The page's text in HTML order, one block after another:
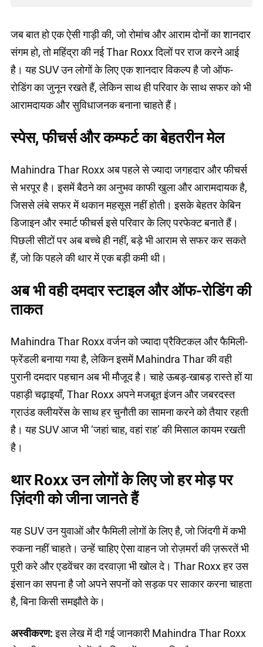
जब बात हो एक ऐसी गाड़ी की, जो रोमांच और आराम दोनों का शानदार
संगम हो, तो महिंद्रा की नई Thar Roxx दिलों पर राज करने आई
है। यह SUV उन लोगों के लिए एक शानदार विकल्प है जो ऑफ-
रोडिंग का जुनून रखते हैं, लेकिन साथ ही परिवार के साथ सफर को भी
आरामदायक और सुविधाजनक बनाना चाहते हैं।
स्पेस, फीचर्स और कम्फर्ट का बेहतरीन मेल
Mahindra Thar Roxx अब पहले से ज्यादा जगहदार और फीचर्स
से भरपूर है। इसमें बैठने का अनुभव काफी खुला और आरामदायक है,
जिससे लंबे सफर में थकान महसूस नहीं होती। इसके बेहतर केबिन
डिजाइन और स्मार्ट फीचर्स इसे परिवार के लिए परफेक्ट बनाते हैं।
पिछली सीटों पर अब बच्चे ही नहीं, बड़े भी आराम से सफर कर सकते
हैं, जो कि पहले की थार में एक बड़ी कमी थी।
अब भी वही दमदार स्टाइल और ऑफ-रोडिंग की
ताकत
Mahindra Thar Roxx वर्जन को ज्यादा प्रैक्टिकल और फैमिली-
फ्रेंडली बनाया गया है, लेकिन इसमें Mahindra Thar की वही
पुरानी दमदार पहचान अब भी मौजूद है। चाहे ऊबड़-खाबड़ रास्ते हों या
पहाड़ी चढ़ाइयाँ, Thar Roxx अपने मजबूत इंजन और जबरदस्त
ग्राउंड क्लीयरेंस के साथ हर चुनौती का सामना करने को तैयार रहती
है। यह SUV आज भी ‘जहां चाह, वहां राह’ की मिसाल कायम रखती
है।
थार Roxx उन लोगों के लिए जो हर मोड़ पर
ज़िंदगी को जीना जानते हैं
यह SUV उन युवाओं और फैमिली लोगों के लिए है, जो जिंदगी में कभी
रुकना नहीं चाहते। उन्हें चाहिए ऐसा वाहन जो रोज़मर्रा की ज़रूरतें भी
पूरी करे और एडवेंचर का दरवाज़ा भी खोल दे। Thar Roxx हर उस
इंसान का सपना है जो अपने सपनों को सड़क पर साकार करना चाहता
है, बिना किसी समझौते के।
अस्वीकरण:इस लेख में दी गई जानकारी Mahindra Thar Roxx